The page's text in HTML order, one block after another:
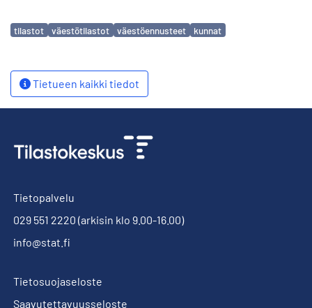
Avainsanat
tilastot väestötilastot väestöennusteet kunnat
Tietueen kaikki tiedot
Tietopalvelu
029 551 2220 (arkisin klo 9.00-16.00)
info@stat.fi
Tietosuojaseloste
Saavutettavuusseloste